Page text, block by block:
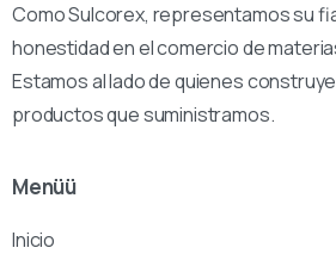
Como Sulcorex, representamos su
honestidad en el comercio de
Estamos al lado de quienes
productos que suministramos.
Menüü
Inicio